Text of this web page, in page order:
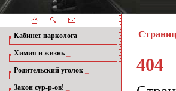
Кабинет нарколога
Химия и жизнь
Родительский уголок
Закон сур-р-ов!
404